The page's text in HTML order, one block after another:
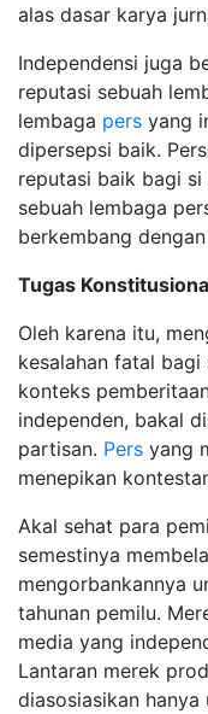
alas dasar karya
Independensi juga
reputasi sebuah
lembaga pers yang
dipersepsi baik.
reputasi baik bagi si
sebuah lembaga
berkembang
Tugas
Oleh karena itu,
kesalahan fatal bagi
konteks
independen, bakal
partisan. Pers yang
menepikan
Akal sehat para
semestinya
mengorbankannya
tahunan pemilu.
media yang
Lantaran merek
diasosiasikan